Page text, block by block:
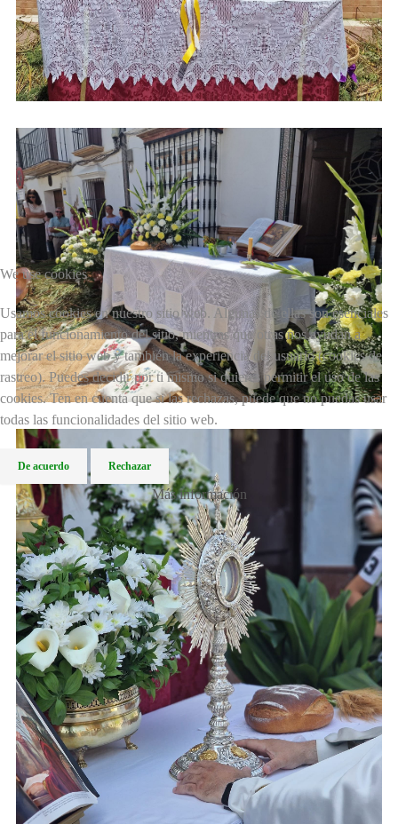
We use cookies
Usamos cookies en nuestro sitio web. Algunas de ellas son esenciales
para el funcionamiento del sitio, mientras que otras nos ayudan a
mejorar el sitio web y también la experiencia del usuario (cookies de
rastreo). Puedes decidir por ti mismo si quieres permitir el uso de las
cookies. Ten en cuenta que si las rechazas, puede que no puedas usar
todas las funcionalidades del sitio web.
De acuerdo Rechazar
Más información